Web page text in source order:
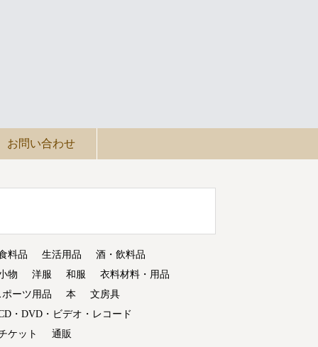
お問い合わせ
料品 生活用品
酒・飲料品
物
洋服 和服
衣料材料・用品
ポーツ用品
本
文房具
・DVD・ビデオ・レコード
ケット
通販